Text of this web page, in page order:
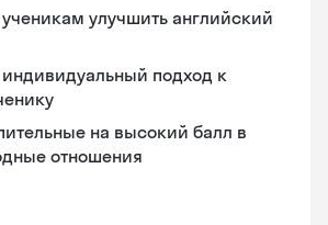
улучшить английский
индивидуальный подход к
на высокий балл в
отношения